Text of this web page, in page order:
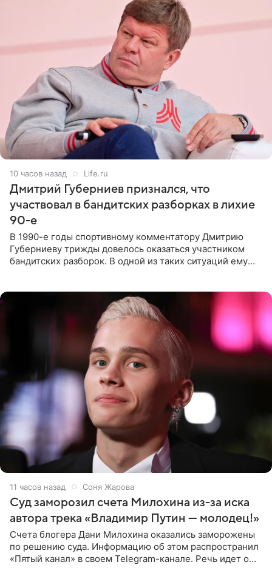
10 часов назад Life.ru
Дмитрий Губерниев признался, что
участвовал в бандитских разборках в лихие
90-е
В 1990-е годы спортивному комментатору Дмитрию
Губерниеву трижды довелось оказаться участником
бандитских разборок. В одной из таких ситуаций ему
11 часов назад Соня Жарова
Суд заморозил счета Милохина из-за иска
автора трека «Владимир Путин — молодец!»
Счета блогера Дани Милохина оказались заморожены
по решению суда. Информацию об этом распространил
«Пятый канал» в своем Telegram-канале. Речь идет о